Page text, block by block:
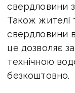
свердловини
Також жителі
свердловини
це дозволяє
технічною
безкоштовно.